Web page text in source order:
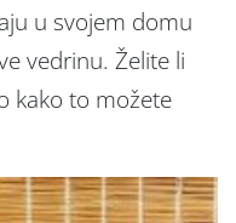
u svojem domu
vedrinu. Želite li
kako to možete